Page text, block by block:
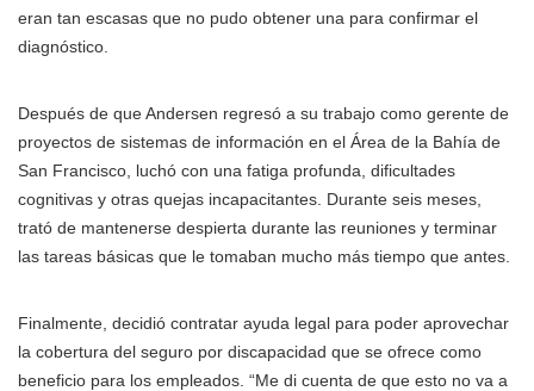
eran tan escasas que no pudo obtener una para confirmar el
diagnóstico.
Después de que Andersen regresó a su trabajo como gerente de
proyectos de sistemas de información en el Área de la Bahía de
San Francisco, luchó con una fatiga profunda, dificultades
cognitivas y otras quejas incapacitantes. Durante seis meses,
trató de mantenerse despierta durante las reuniones y terminar
las tareas básicas que le tomaban mucho más tiempo que antes.
Finalmente, decidió contratar ayuda legal para poder aprovechar
la cobertura del seguro por discapacidad que se ofrece como
beneficio para los empleados. “Me di cuenta de que esto no va a